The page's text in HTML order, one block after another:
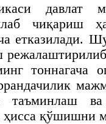
давлат
чиқариш
етказилади.
тоннагача
таъминлаш
қўшишни